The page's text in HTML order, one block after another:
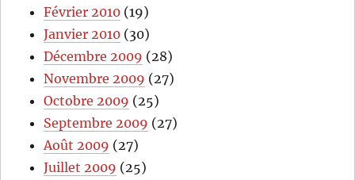
Février 2010 (19)
Janvier 2010 (30)
Décembre 2009 (28)
Novembre 2009 (27)
Octobre 2009 (25)
Septembre 2009 (27)
Août 2009 (27)
Juillet 2009 (25)